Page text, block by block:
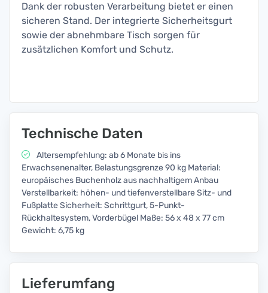
Dank der robusten Verarbeitung bietet er einen
sicheren Stand. Der integrierte Sicherheitsgurt
sowie der abnehmbare Tisch sorgen für
zusätzlichen Komfort und Schutz.
Technische Daten
Altersempfehlung: ab 6 Monate bis ins
Erwachsenenalter, Belastungsgrenze 90 kg Material:
europäisches Buchenholz aus nachhaltigem Anbau
Verstellbarkeit: höhen- und tiefenverstellbare Sitz- und
Fußplatte Sicherheit: Schrittgurt, 5-Punkt-
Rückhaltesystem, Vorderbügel Maße: 56 x 48 x 77 cm
Gewicht: 6,75 kg
Lieferumfang